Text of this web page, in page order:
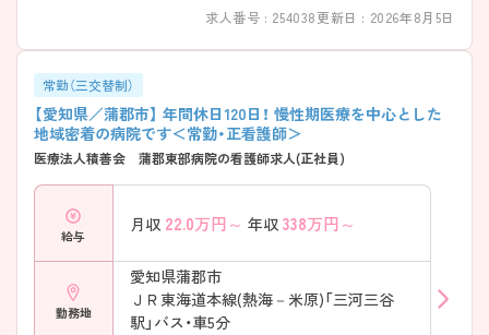
求人番号 : 254038更新日 : 2026年8月5日
常勤（三交替制）
【愛知県／蒲郡市】 年間休日120日！ 慢性期医療を中心とした
地域密着の病院です＜常勤・正看護師＞
医療法人積善会 蒲郡東部病院の看護師求人(正社員)
給与
月収 22.0万円～ 年収 338万円～
勤務地
愛知県蒲郡市
ＪＲ東海道本線(熱海－米原)「三河三谷
駅」バス・車5分